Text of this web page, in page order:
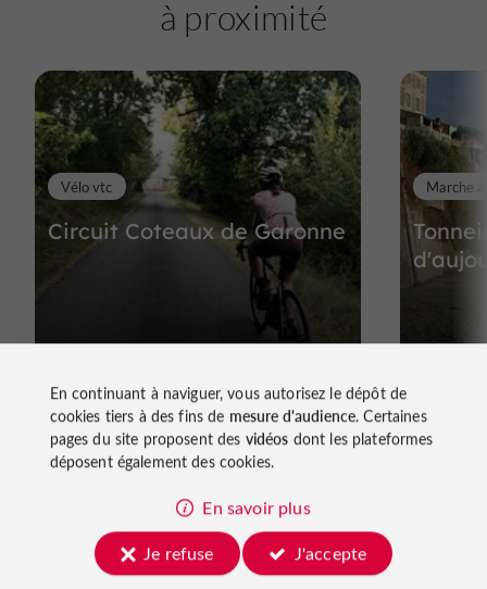
à proximité
Circuit Coteaux de Garonne
Vélo vtc Marche
En continuant à naviguer, vous autorisez le dépôt de
cookies tiers à des fins de mesure d'audience. Certaines
pages du site proposent des vidéos dont les plateformes
déposent également des cookies.
En savoir plus
Je refuse
J'accepte